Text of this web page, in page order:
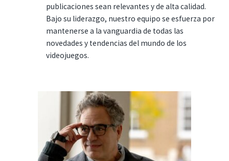
publicaciones sean relevantes y de alta calidad.
Bajo su liderazgo, nuestro equipo se esfuerza por
mantenerse a la vanguardia de todas las
novedades y tendencias del mundo de los
videojuegos.